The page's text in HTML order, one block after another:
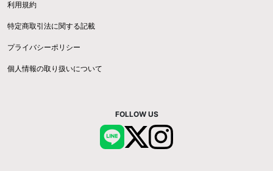
利用規約
特定商取引法に関する記載
プライバシーポリシー
個人情報の取り扱いについて
FOLLOW US